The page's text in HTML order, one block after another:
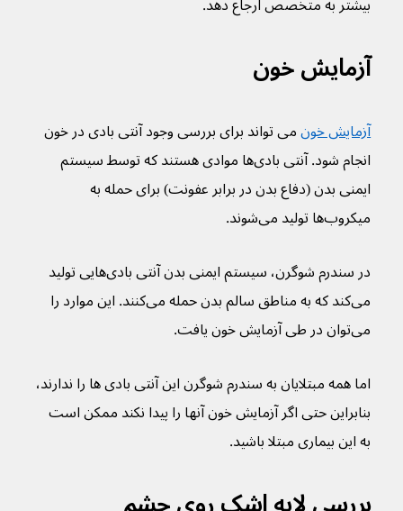
آزمایش خون
آزمایش خون می تواند برای بررسی وجود آنتی بادی در خون
انجام شود. آنتی بادی‌ها موادی هستند که توسط سیستم
ایمنی بدن (دفاع بدن در برابر عفونت) برای حمله به
میکروب‌ها تولید می‌شوند.
در سندرم شوگرن، سیستم ایمنی بدن آنتی بادی‌هایی تولید
می‌کند که به مناطق سالم بدن حمله می‌کنند. این موارد را
می‌توان در طی آزمایش خون یافت.
اما همه مبتلایان به سندرم شوگرن این آنتی بادی ها را ندارند،
بنابراین حتی اگر آزمایش خون آنها را پیدا نکند ممکن است
به این بیماری مبتلا باشید.